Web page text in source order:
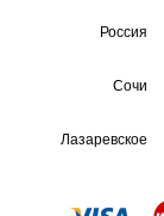
Россия
Сочи
Лазаревское